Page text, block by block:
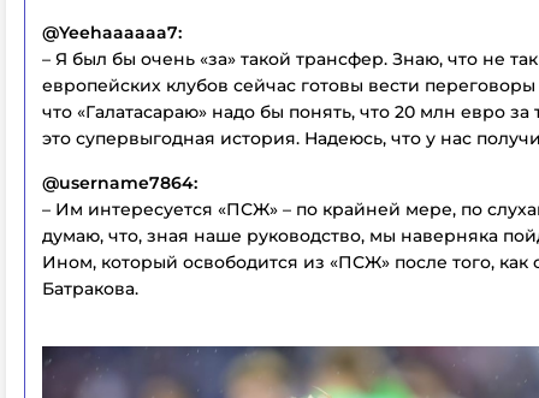
@Yeehaaaaaa7:
– Я был бы очень «за» такой трансфер. Знаю, что не
европейских клубов сейчас готовы вести переговоры
что «Галатасараю» надо бы понять, что 20 млн евро за
это супервыгодная история. Надеюсь, что у нас
@username7864:
– Им интересуется «ПСЖ» – по крайней мере, по
думаю, что, зная наше руководство, мы наверняка
Ином, который освободится из «ПСЖ» после того, как
Батракова.